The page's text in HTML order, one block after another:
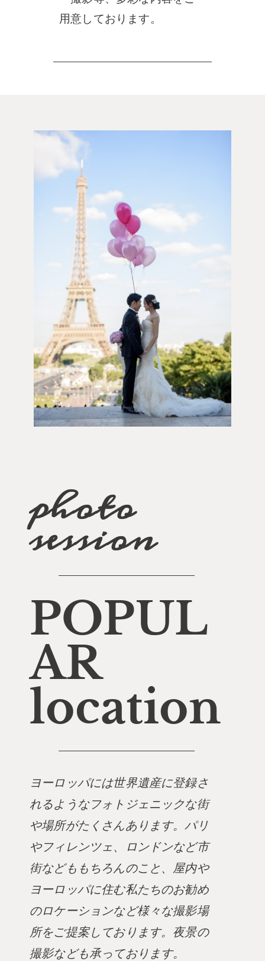
用意しております。
photo
session
POPUL
AR
location
ヨーロッパには世界遺産に登録さ
れるようなフォトジェニックな街
や場所がたくさんあります。パリ
やフィレンツェ、ロンドンなど市
街などももちろんのこと、屋内や
ヨーロッパに住む私たちのお勧め
のロケーションなど様々な撮影場
所をご提案しております。夜景の
撮影なども承っております。